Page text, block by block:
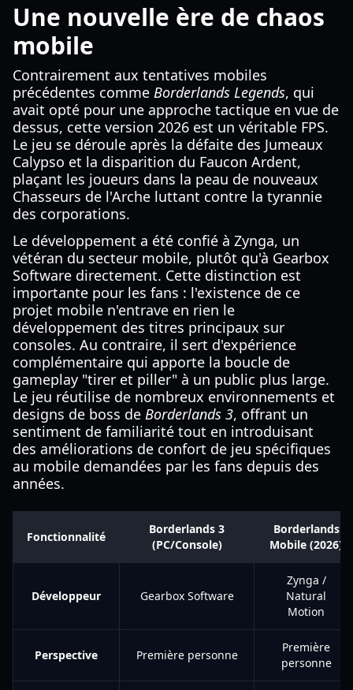
Une nouvelle ère de chaos
mobile
Contrairement aux tentatives mobiles
précédentes comme Borderlands Legends, qui
avait opté pour une approche tactique en vue de
dessus, cette version 2026 est un véritable FPS.
Le jeu se déroule après la défaite des Jumeaux
Calypso et la disparition du Faucon Ardent,
plaçant les joueurs dans la peau de nouveaux
Chasseurs de l'Arche luttant contre la tyrannie
des corporations.
Le développement a été confié à Zynga, un
vétéran du secteur mobile, plutôt qu'à Gearbox
Software directement. Cette distinction est
importante pour les fans : l'existence de ce
projet mobile n'entrave en rien le
développement des titres principaux sur
consoles. Au contraire, il sert d'expérience
complémentaire qui apporte la boucle de
gameplay "tirer et piller" à un public plus large.
Le jeu réutilise de nombreux environnements et
designs de boss de Borderlands 3, offrant un
sentiment de familiarité tout en introduisant
des améliorations de confort de jeu spécifiques
au mobile demandées par les fans depuis des
années.
Fonctionnalité
Borderlands 3
(PC/Console)
Borderlands
Mobile (2026)
Développeur Gearbox Software
Zynga /
Natural
Motion
Perspective Première personne
Première
personne